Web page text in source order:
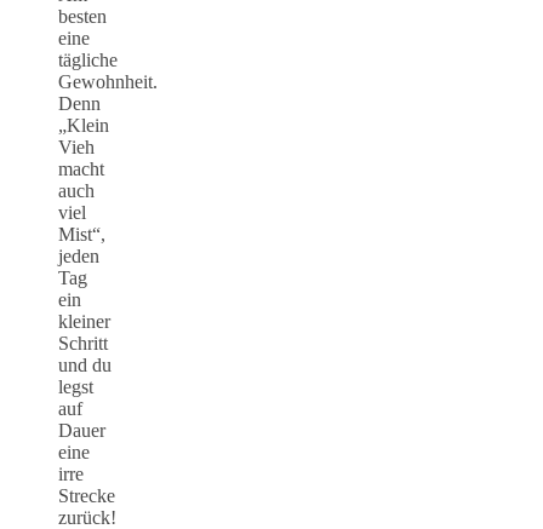
besten
eine
tägliche
Gewohnheit.
Denn
„Klein
Vieh
macht
auch
viel
Mist“,
jeden
Tag
ein
kleiner
Schritt
und du
legst
auf
Dauer
eine
irre
Strecke
zurück!